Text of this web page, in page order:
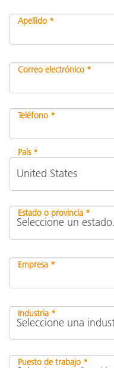
Apellido *
Correo electrónico *
Teléfono *
País *
Estado o provincia *
Empresa *
Industria *
Puesto de trabajo *